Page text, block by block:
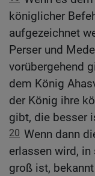
königlicher
aufgezeichnet
Perser und
vorübergehend
dem König
der König ihre
gibt, die besser
20 Wenn dann
erlassen wird,
groß ist,